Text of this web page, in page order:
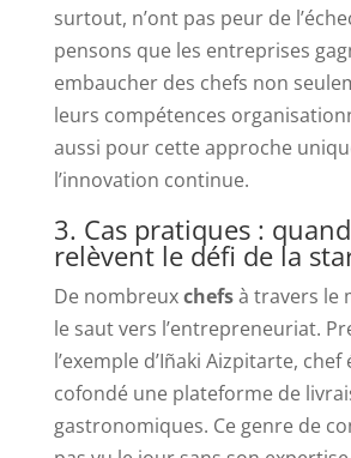
surtout, n’ont pas peur de
pensons que les entreprises
embaucher des chefs non
leurs compétences
aussi pour cette approche
l’innovation continue.
3. Cas pratiques :
relèvent le défi de la
De nombreuxchefsà travers le
le saut vers l’entrepreneuriat.
l’exemple d’Iñaki Aizpitarte,
cofondé une plateforme de
gastronomiques. Ce genre de